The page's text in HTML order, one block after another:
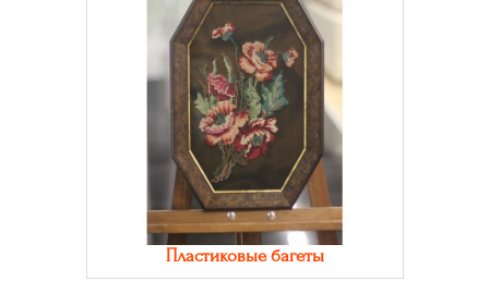
Пластиковые багеты